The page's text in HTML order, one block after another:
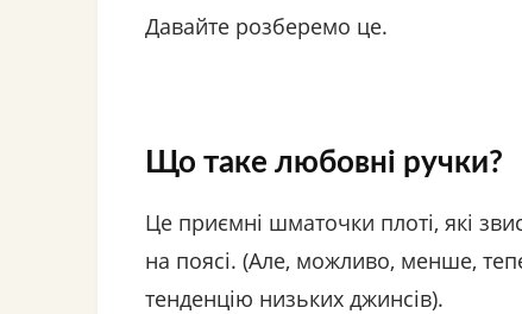
Давайте розберемо це.
Що таке любовні ручки?
Це приємні шматочки плоті, які
на поясі. (Але, можливо, менше,
тенденцію низьких джинсів).